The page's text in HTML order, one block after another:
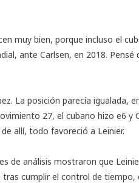
muy bien, porque incluso el
ante Carlsen, en 2018. Pensé
La posición parecía igualada,
27, el cubano hizo e6 y
allí, todo favoreció a Leinier.
de análisis mostraron que
cumplir el control de